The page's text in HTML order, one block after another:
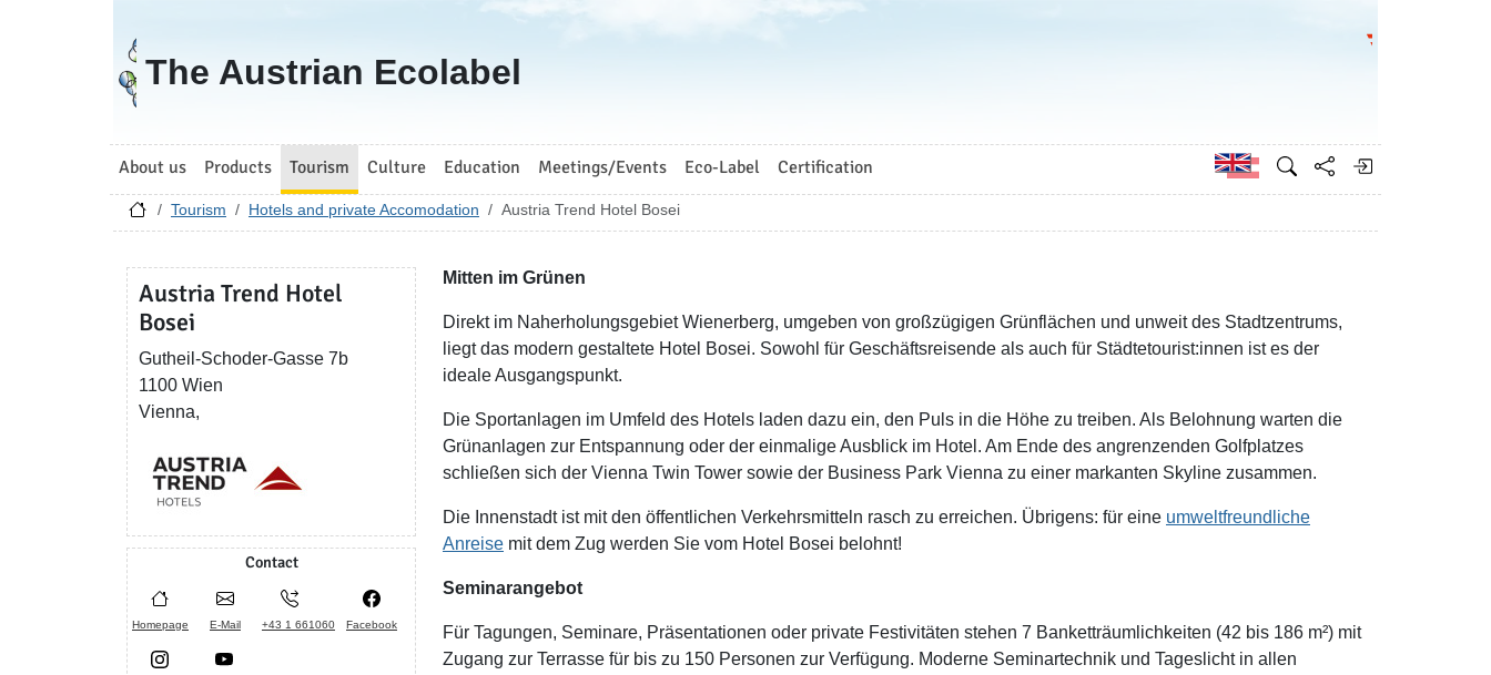
Go to homepage
The Austrian Ecolabel
Go to the
About us Products Tourism Culture Education Meetings/Events Eco-Label Certification German
Tourism Hotels and private Accomodation Austria Trend Hotel Bosei
Austria Trend Hotel
Bosei
Gutheil-Schoder-Gasse 7b
1100 Wien
Vienna,
Contact
Homepage E-Mail +43 1 661060 Facebook
Mitten im Grünen
Direkt im Naherholungsgebiet Wienerberg, umgeben von großzügigen Grünflächen und unweit des Stadtzentrums,
liegt das modern gestaltete Hotel Bosei. Sowohl für Geschäftsreisende als auch für Städtetourist:innen ist es der
ideale Ausgangspunkt.
Die Sportanlagen im Umfeld des Hotels laden dazu ein, den Puls in die Höhe zu treiben. Als Belohnung warten die
Grünanlagen zur Entspannung oder der einmalige Ausblick im Hotel. Am Ende des angrenzenden Golfplatzes
schließen sich der Vienna Twin Tower sowie der Business Park Vienna zu einer markanten Skyline zusammen.
Die Innenstadt ist mit den öffentlichen Verkehrsmitteln rasch zu erreichen. Übrigens: für eine umweltfreundliche
Anreise mit dem Zug werden Sie vom Hotel Bosei belohnt!
Seminarangebot
Für Tagungen, Seminare, Präsentationen oder private Festivitäten stehen 7 Banketträumlichkeiten (42 bis 186 m²) mit
Zugang zur Terrasse für bis zu 150 Personen zur Verfügung. Moderne Seminartechnik und Tageslicht in allen